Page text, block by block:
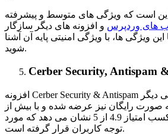
است که ویژگی های متوسط و پیشرفته
های وردپرس و افزونه های دیگر سازگار
این ویژگی ها، با ویژگی امنیتی پایه آن آشنا
شوید.
Cerber Security, Antispam
افزونه Cerber Security & Antispam بهترین افزونه امنیتی دیگر
رایگان نیز عرضه شده و با بیش از
100000 نصب فعال و کسب امتیاز 4.9 از 5 نشان می دهد که مورد
توجه کاربران قرار گرفته است.